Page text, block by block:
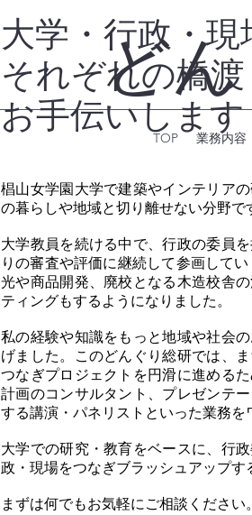
ど
TOP 業務内容
大学・行政・
それぞれの橋
お手伝いします
椙山女学園大学で建築やインテリア
の暮らしや地域と切り離せない分野で
大学教員を続ける中で、行政の委員
りの審査や評価に継続して参画して
光や商品開発、廃校となる木造校舎
ティングもするようになりました。
私の経験や知識をもっと地域や社会
げました。このどんぐり総研では、
つなぎプロジェクトを円滑に進める
計画のコンサルタント、プレゼンテ
する講演・パネリストといった業務を
大学での研究・教育をベースに、行
政・現場をつなぎブラッシュアップす
まずは何でもお気軽にご相談ください。